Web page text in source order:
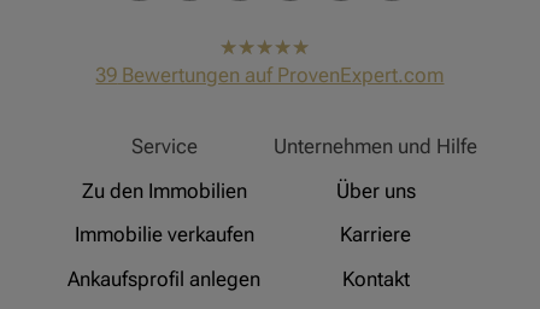
hat4,91
von5
39 Bewertungen auf ProvenExpert.com
Service
Zu den Immobilien
Immobilie verkaufen
Ankaufsprofil anlegen
Unternehmen und Hilfe
Über uns
Karriere
Kontakt